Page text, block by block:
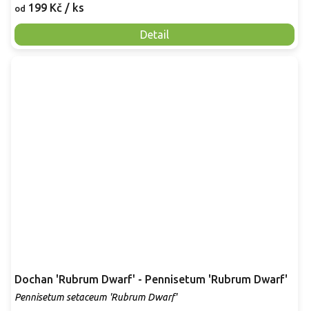
od 199 Kč / ks
Detail
Dochan 'Rubrum Dwarf' - Pennisetum 'Rubrum Dwarf'
Pennisetum setaceum 'Rubrum Dwarf'